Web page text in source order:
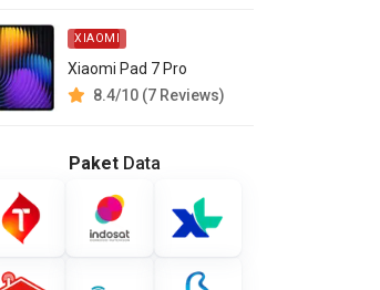
XIAOMI
Xiaomi Pad 7 Pro
8.4/10 (7 Reviews)
Paket Data